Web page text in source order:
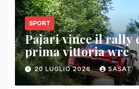
SPORT
Pajari vince il rally
prima vittoria wrc
20 LUGLIO 2026 SASAT